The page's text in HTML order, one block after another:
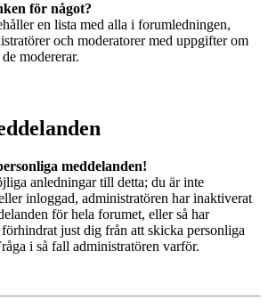
för något?
en lista med alla i forumledningen,
och moderatorer med uppgifter om
modererar.
meddelanden!
anledningar till detta; du är inte
inloggad, administratören har inaktiverat
för hela forumet, eller så har
just dig från att skicka personliga
i så fall administratören varför.